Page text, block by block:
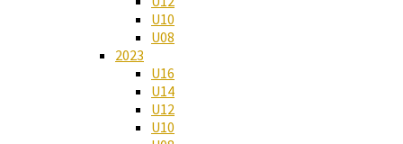
U10
U08
2023
U16
U14
U12
U10